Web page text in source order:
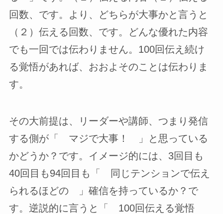
回数、です。より、どちらが大事かと言うと
（２）伝える回数、です。どんな優れた内容
でも一回では伝わりません。100回伝え続け
る覚悟があれば、おおよそのことは伝わりま
す。
その大前提は、リーダーや講師、つまり発信
する側が「 マジで大事！ 」と思っている
かどうか？です。イメージ的には、3回目も
40回目も94回目も「 同じテンションで伝え
られるほどの 」確信を持っているか？で
す。逆説的に言うと「 100回伝える覚悟